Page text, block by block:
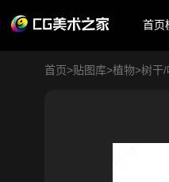
首页
首页>贴图库>植物>树干/